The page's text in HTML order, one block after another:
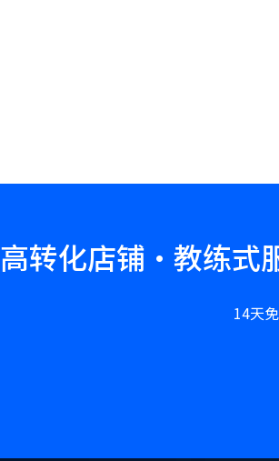
高转化店铺·教练式
14天